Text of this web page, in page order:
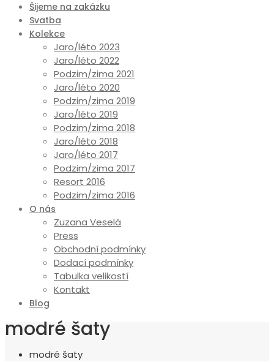
Šijeme na zakázku
Svatba
Kolekce
Jaro/léto 2023
Jaro/léto 2022
Podzim/zima 2021
Jaro/léto 2020
Podzim/zima 2019
Jaro/léto 2019
Podzim/zima 2018
Jaro/léto 2018
Jaro/léto 2017
Podzim/zima 2017
Resort 2016
Podzim/zima 2016
O nás
Zuzana Veselá
Press
Obchodní podmínky
Dodací podmínky
Tabulka velikostí
Kontakt
Blog
modré šaty
modré šaty